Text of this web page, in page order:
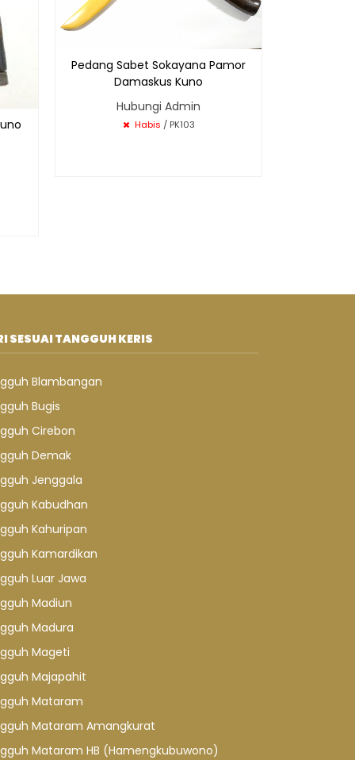
Pedang Sabet Sokayana Pamor
Damaskus Kuno
Hubungi Admin
Habis / PK103
SESUAI TANGGUH KERIS
Blambangan
Bugis
Cirebon
Demak
Jenggala
Kabudhan
Kahuripan
Kamardikan
Luar Jawa
Madiun
Madura
Mageti
Majapahit
Mataram
Mataram Amangkurat
Mataram HB (Hamengkubuwono)